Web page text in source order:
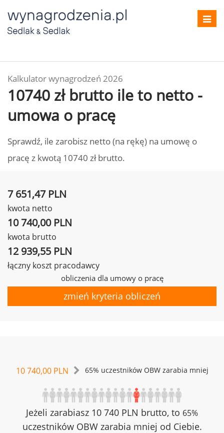
Kalkulator wynagrodzeń 2026
10740 zł brutto ile to netto -
umowa o pracę
Sprawdź, ile zarobisz netto (na rękę) na umowę o
pracę z kwotą 10740 zł brutto.
7 651,47 PLN
kwota netto
10 740,00 PLN
kwota brutto
12 939,55 PLN
łączny koszt pracodawcy
obliczenia dla umowy o pracę
zmień kryteria obliczeń
10 740,00 PLN 65% uczestników OBW zarabia mniej
Jeżeli zarabiasz 10 740 PLN brutto, to 65%
uczestników OBW zarabia mniej od Ciebie.